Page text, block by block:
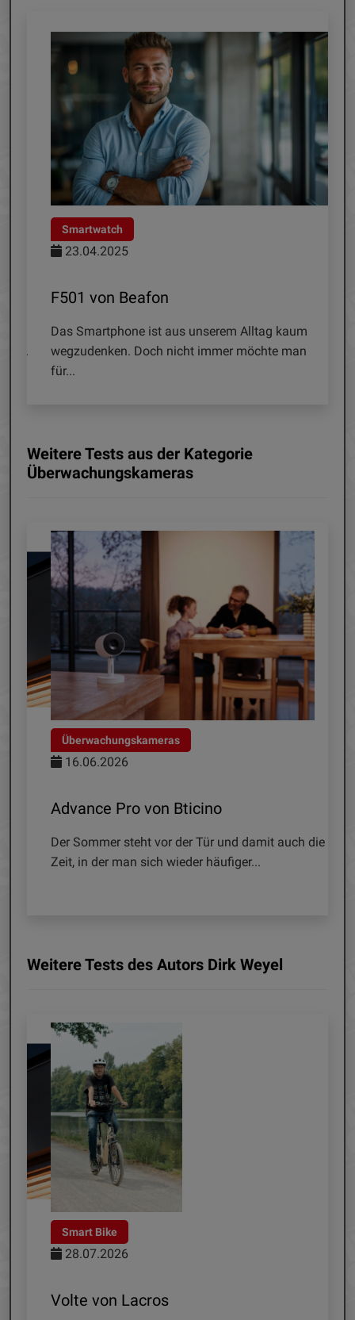
kaum
man
Überwachungskameras
27.11.2024
Flexy 2F von Beafon
WLAN-Überwachungskameras eignen sich
optimal, um das Geschehen zuhause im Blick
Weitere Tests aus der Kategorie
Überwachungskameras
damit auch die
Überwachungskameras
18.03.2026
Outdoor 2K+ von Blink
Die Amazon-Tochter Blink bietet ein breites
Sortiment an Video-Überwachungskameras
Weitere Tests des Autors Dirk Weyel
Satelliten-Antenne
21.07.2026
SAA 85-03N von Axing